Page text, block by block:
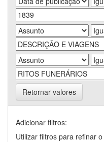
Retornar valores
Adicionar filtros:
Utilizar filtros para refinar